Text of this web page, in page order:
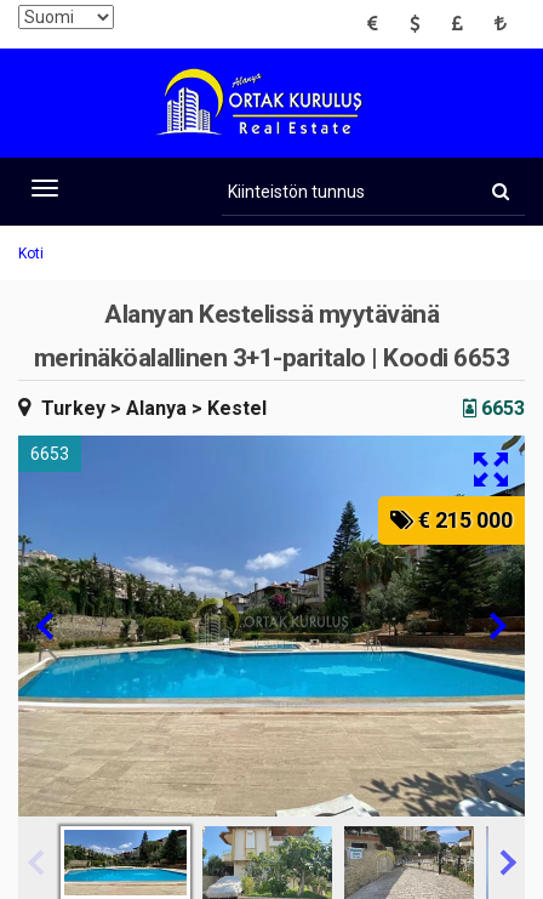
EUR USD GBP TRY
Toggle
navigation
tunnus
Koti
Alanyan Kestelissä myytävänä
merinäköalallinen 3+1-paritalo | Koodi 6653
Turkey > Alanya > Kestel 6653
6653
€ 215 000